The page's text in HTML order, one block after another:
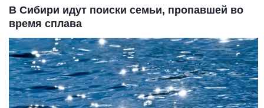
В Сибири идут поиски семьи, пропавшей во
время сплава